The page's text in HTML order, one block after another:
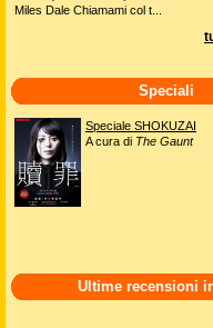
Miles Dale Chiamami col t...
Speciali
Speciale SHOKUZAI
A cura di The Gaunt
Ultime recensioni